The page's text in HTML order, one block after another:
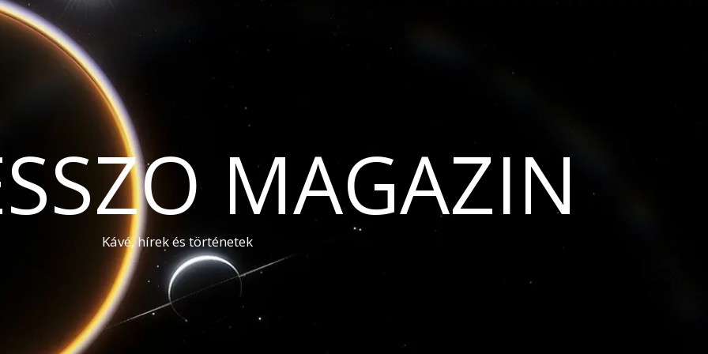
MAGAZIN
Kávé, hírek és történetek